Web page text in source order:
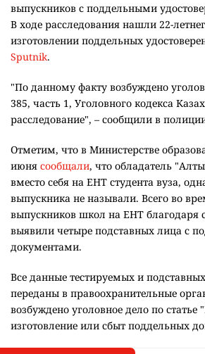
выпускников с поддельными
В ходе расследования нашли 22-
изготовлении поддельных
Sputnik.
"По данному факту возбуждено
385, часть 1, Уголовного кодекса
расследование", – сообщили в
Отметим, что в Министерстве
июня сообщали, что обладатель
вместо себя на ЕНТ студента вуза,
выпускника не называли. Всего во
выпускников школ на ЕНТ благодаря
выявили четыре подставных лица с
документами.
Все данные тестируемых и
переданы в правоохранительные
возбуждено уголовное дело по статье
изготовление или сбыт поддельных